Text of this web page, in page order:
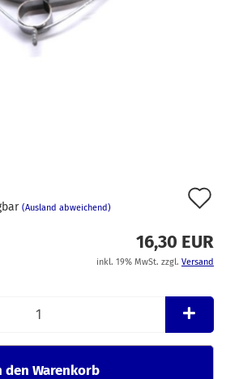
(Ausland abweichend)
16,30 EUR
inkl. 19% MwSt. zzgl. Versand
den Warenkorb